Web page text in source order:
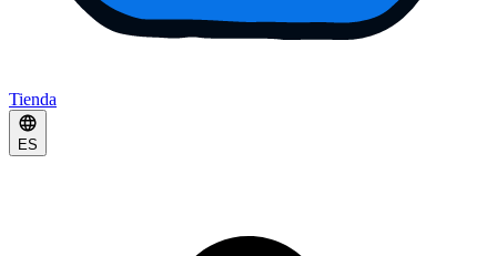
Tienda
ES